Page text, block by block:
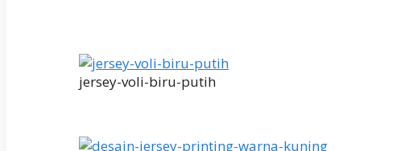
jersey-voli-biru-putih